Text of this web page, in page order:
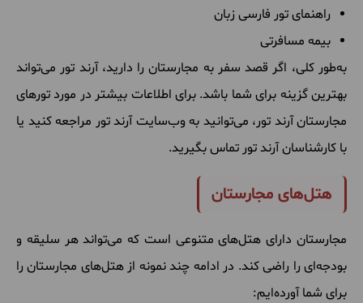
راهنمای تور فارسی زبان
بیمه مسافرتی
به‌طور کلی، اگر قصد سفر به مجارستان را دارید، آرند تور می‌تواند
بهترین گزینه برای شما باشد. برای اطلاعات بیشتر در مورد تورهای
مجارستان آرند تور، می‌توانید به وب‌سایت آرند تور مراجعه کنید یا
با کارشناسان آرند تور تماس بگیرید.
هتل‌های مجارستان
مجارستان دارای هتل‌های متنوعی است که می‌تواند هر سلیقه و
بودجه‌ای را راضی کند. در ادامه چند نمونه از هتل‌های مجارستان را
برای شما آورده‌ایم: